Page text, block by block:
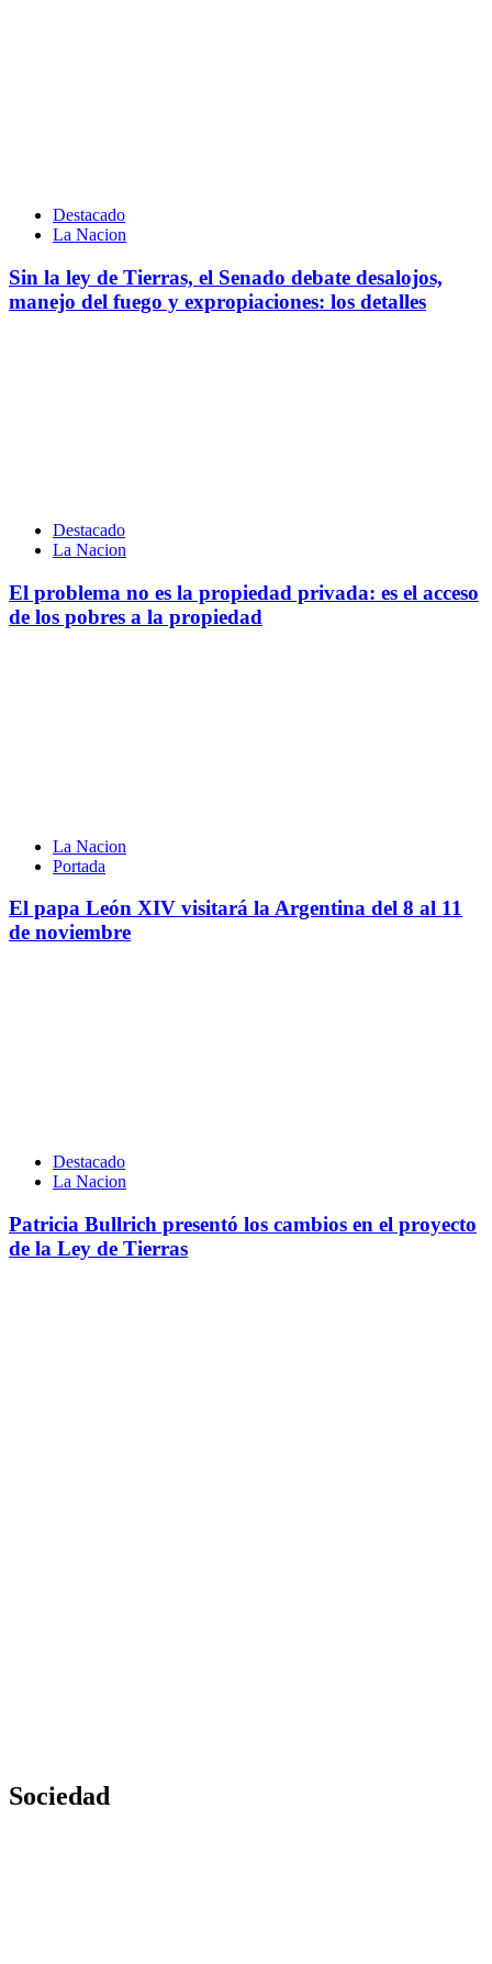
Destacado
La Nacion
Sin la ley de Tierras, el Senado debate desalojos,
manejo del fuego y expropiaciones: los detalles
Destacado
La Nacion
El problema no es la propiedad privada: es el acceso
de los pobres a la propiedad
La Nacion
Portada
El papa León XIV visitará la Argentina del 8 al 11
de noviembre
Destacado
La Nacion
Patricia Bullrich presentó los cambios en el proyecto
de la Ley de Tierras
Sociedad